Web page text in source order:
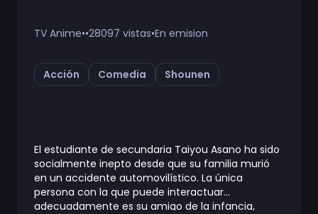
TV Anime••28097 vistas•En emision
Acción Comedia Shounen
El estudiante de secundaria Taiyou Asano ha sido
socialmente inepto desde que su familia murió
en un accidente automovilístico. La única
persona con la que puede interactuar
adecuadamente es su amigo de la infancia,